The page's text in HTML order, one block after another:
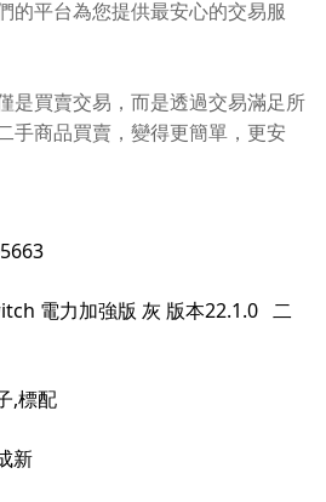
的平台為您提供最安心的交易服
是買賣交易，而是透過交易滿足所
手商品買賣，變得更簡單，更安
電力加強版 灰 版本22.1.0 二
,標配
新